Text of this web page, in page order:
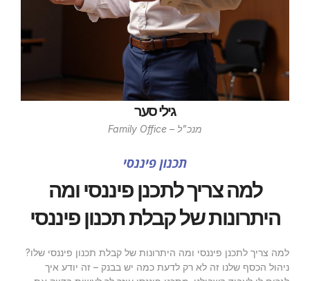
גילי סער
מנכ"ל – Family Office
תכנון פיננסי
למה צריך לתכנן פיננסי ומה
היתרונות של קבלת תכנון פיננסי
למה צריך לתכנן פיננסי ומה היתרונות של קבלת תכנון פיננסי שלו?
ניהול הכסף שלנו זה לא רק לדעת כמה יש בבנק – זה יודע איך